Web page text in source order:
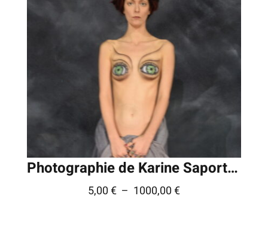
Photographie de Karine Saporta © – Série » FIFF «
5,00€ – 1000,00€Plage